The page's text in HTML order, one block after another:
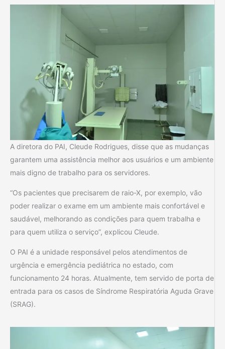
A diretora do PAI, Cleude Rodrigues, disse que as mudanças
garantem uma assistência melhor aos usuários e um ambiente
mais digno de trabalho para os servidores.
“Os pacientes que precisarem de raio-X, por exemplo, vão
poder realizar o exame em um ambiente mais confortável e
saudável, melhorando as condições para quem trabalha e
para quem utiliza o serviço”, explicou Cleude.
O PAI é a unidade responsável pelos atendimentos de
urgência e emergência pediátrica no estado, com
funcionamento 24 horas. Atualmente, tem servido de porta de
entrada para os casos de Síndrome Respiratória Aguda Grave
(SRAG).